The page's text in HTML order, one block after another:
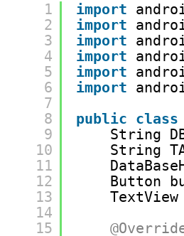
1
2
3
4
5
6
7
8
9
10
11
12
13
14
15
import
import
import
import
import
import
public class
String
String
Button